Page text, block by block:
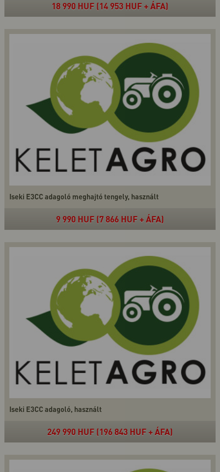
18 990 HUF (14 953 HUF + ÁFA)
Iseki E3CC adagoló meghajtó tengely, használt
9 990 HUF (7 866 HUF + ÁFA)
Iseki E3CC adagoló, használt
249 990 HUF (196 843 HUF + ÁFA)